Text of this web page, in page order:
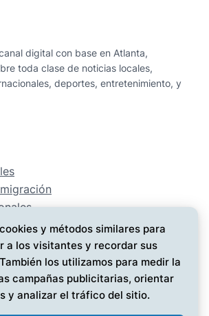
digital con base en Atlanta,
toda clase de noticias locales,
deportes, entretenimiento, y
y métodos similares para
a los visitantes y recordar sus
los utilizamos para medir la
campañas publicitarias, orientar
y analizar el tráfico del sitio.